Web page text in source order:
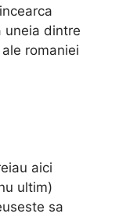
uneia dintre
romaniei
aici
ultim)
sa